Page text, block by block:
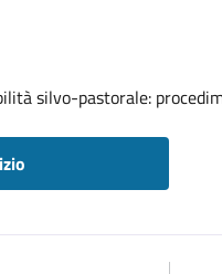
silvo-pastorale: